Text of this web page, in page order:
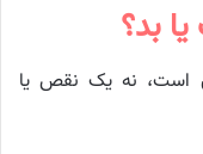
بد؟
است، نه یک نقص یا